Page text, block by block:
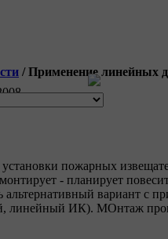
/ Применение линейных
установки пожарных
- планирует
альтернативный вариант
линейный ИК). МОнтаж